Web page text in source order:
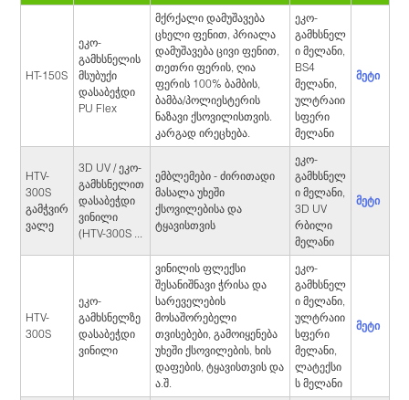
HT-150S
ეკო-
გამხსნელის
მსუბუქი
დასაბეჭდი
PU Flex
მქრქალი დამუშავება
ცხელი ფენით, პრიალა
დამუშავება ცივი ფენით,
თეთრი ფერის, ღია
ფერის 100% ბამბის,
ბამბა/პოლიესტერის
ნაზავი ქსოვილისთვის.
კარგად ირეცხება.
ეკო-
გამხსნელ
ი მელანი,
BS4
მელანი,
ულტრაიი
სფერი
მელანი
მეტი
HTV-
300S
გამჭვირ
ვალე
3D UV / ეკო-
გამხსნელით
დასაბეჭდი
ვინილი
(HTV-300S ...
ემბლემები - ძირითადი
მასალა უხეში
ქსოვილებისა და
ტყავისთვის
ეკო-
გამხსნელ
ი მელანი,
3D UV
რბილი
მელანი
მეტი
HTV-
300S
ეკო-
გამხსნელზე
დასაბეჭდი
ვინილი
ვინილის ფლექსი
შესანიშნავი ჭრისა და
სარეველების
მოსაშორებელი
თვისებები, გამოიყენება
უხეში ქსოვილების, ხის
დაფების, ტყავისთვის და
ა.შ.
ეკო-
გამხსნელ
ი მელანი,
ულტრაიი
სფერი
მელანი,
ლატექსი
ს მელანი
მეტი